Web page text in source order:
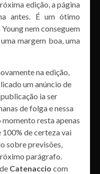
edição, a página
antes. É um ótimo
nem conseguem
margem boa, uma
na edição,
um anúncio de
ia ser
de folga e nessa
resta apenas
100% de certeza vai
sobre previsões,
parágrafo.
Catenaccio com